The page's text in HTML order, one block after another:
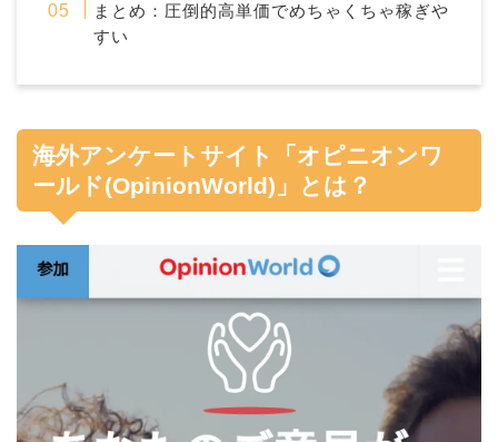
まとめ：圧倒的高単価でめちゃくちゃ稼ぎや
すい
海外アンケートサイト「オピニオンワ
ールド(OpinionWorld)」とは？